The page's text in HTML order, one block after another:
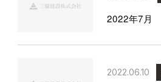
2022年7月
2022.06.10